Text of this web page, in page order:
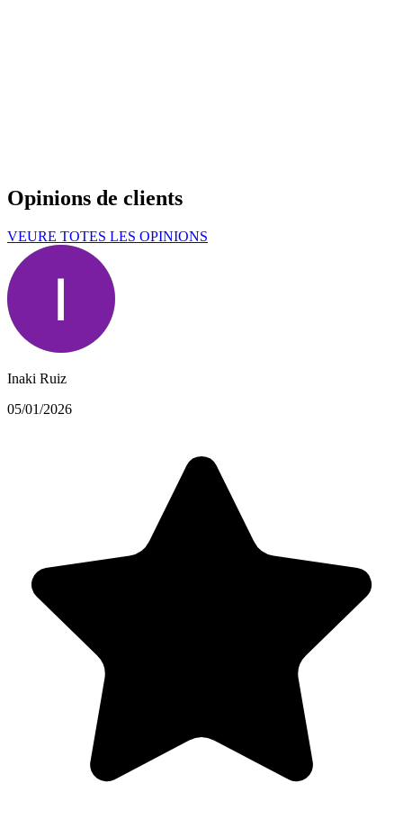
Opinions de clients
VEURE TOTES LES OPINIONS
Inaki Ruiz
05/01/2026